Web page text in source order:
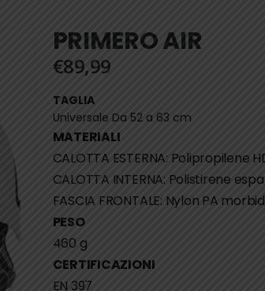
PRIMERO AIR
€89,99
TAGLIA
Universale Da 52 a 63 cm
MATERIALI
CALOTTA ESTERNA: Polipropilene
CALOTTA INTERNA: Polistirene
FASCIA FRONTALE: Nylon PA
PESO
460 g
CERTIFICAZIONI
EN 397